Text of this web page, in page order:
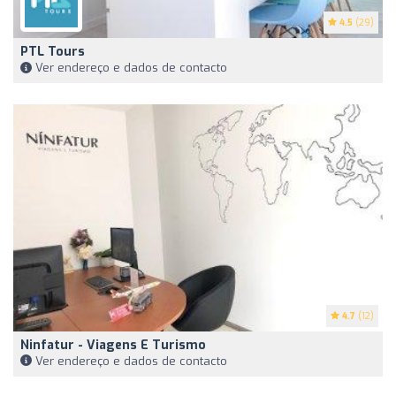
4.5 (29)
PTL Tours
Ver endereço e dados de contacto
4.7 (12)
Ninfatur - Viagens E Turismo
Ver endereço e dados de contacto